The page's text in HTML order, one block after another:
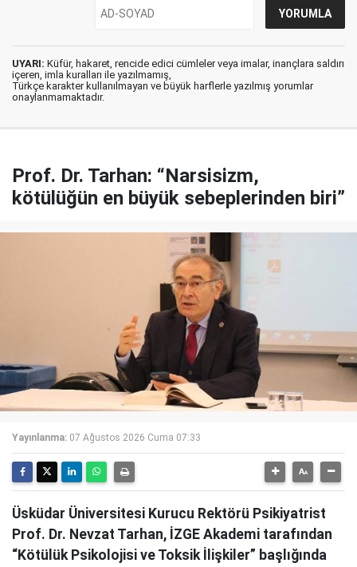
UYARI: Küfür, hakaret, rencide edici cümleler veya imalar, inançlara saldırı
içeren, imla kuralları ile yazılmamış,
Türkçe karakter kullanılmayan ve büyük harflerle yazılmış yorumlar
onaylanmamaktadır.
Prof. Dr. Tarhan: “Narsisizm,
kötülüğün en büyük sebeplerinden biri”
Yayınlanma: 07 Ağustos 2026 Cuma 07:33
Üsküdar Üniversitesi Kurucu Rektörü Psikiyatrist
Prof. Dr. Nevzat Tarhan, İZGE Akademi tarafından
“Kötülük Psikolojisi ve Toksik İlişkiler” başlığında